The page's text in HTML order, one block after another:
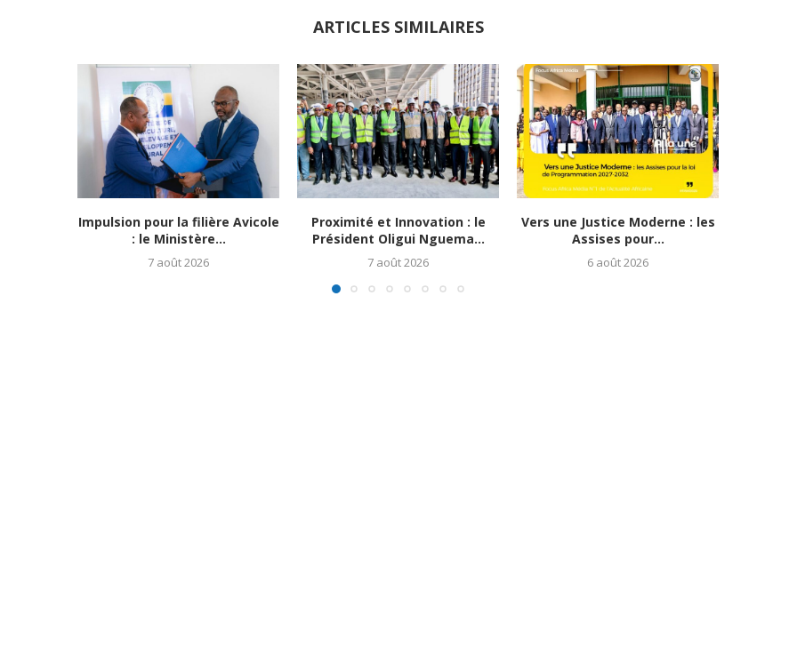
ARTICLES SIMILAIRES
Impulsion pour la filière Avicole
: le Ministère...
7 août 2026
Proximité et Innovation : le
Président Oligui Nguema...
7 août 2026
Vers une Justice Moderne : les
Assises pour...
6 août 2026
le